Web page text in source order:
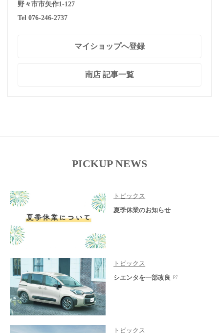
野々市市矢作1-127
Tel 076-246-2737
マイショップへ登録
南店 記事一覧
PICKUP NEWS
トピックス
夏季休業のお知らせ
トピックス
シエンタを一部改良
トピックス